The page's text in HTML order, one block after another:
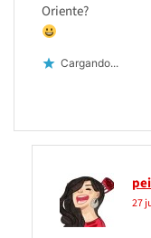
Oriente?
Cargando...
27